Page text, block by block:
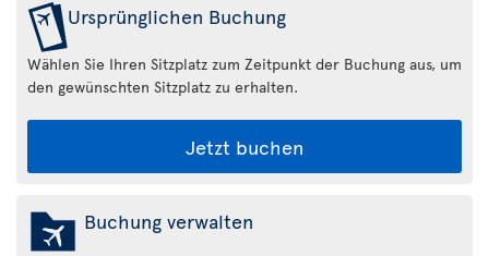
Ursprünglichen Buchung
Wählen Sie Ihren Sitzplatz zum Zeitpunkt der Buchung aus, um
den gewünschten Sitzplatz zu erhalten.
Jetzt buchen
Buchung verwalten